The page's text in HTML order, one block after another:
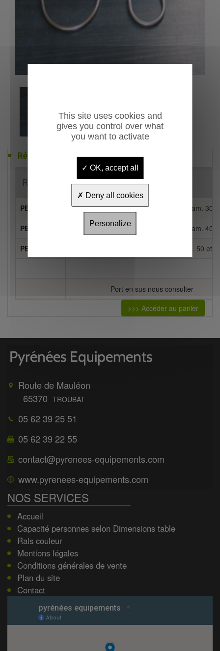
Références
Référence Désignation
PE11A01311 Crochet inox de bâches pour tube diam.
PE11B01311 Crochet inox de bâches pour tube diam.
PE11C01311 Crochet inox de bâches pour tube diam. 50 et
Port en sus nous consulter
>>> Accéder au panier
Route de Mauléon
65370 TROUBAT
05 62 39 25 51
05 62 39 22 55
contact@pyrenees-equipements.com
www.pyrenees-equipements.com
NOS SERVICES
Accueil
Capacité personnes selon Dimensions table
Rals couleur
Mentions légales
Conditions générales de vente
Plan du site
Contact
This site uses cookies and
gives you control over what
you want to activate
OK, accept all
Deny all cookies
Personalize